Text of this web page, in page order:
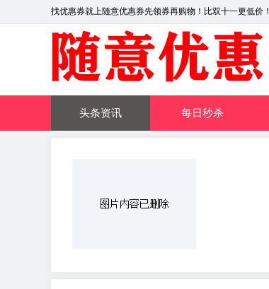
找优惠券就上随意优惠券先领券再购物！比双十一更低价！
头条资讯 每日秒杀